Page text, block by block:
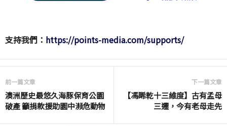
支持我們： https://points-media.com/supports/
前一篇文章
澳洲歷史最悠久海豚保育公園
破產 籲捐款援助園中瀕危動物
下一篇文章
【馮睎乾十三維度】古有孟母
三遷，今有老母走先